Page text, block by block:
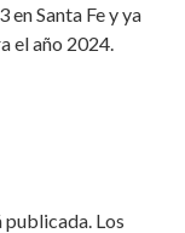
en Santa Fe y ya
el año 2024.
publicada. Los